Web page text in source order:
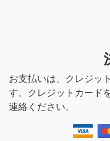
お支払いは、クレジッ
す。クレジットカード
連絡ください。